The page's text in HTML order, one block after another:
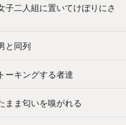
二人組に置いてけぼりにさ
と同列
キングする者達
ま匂いを嗅がれる